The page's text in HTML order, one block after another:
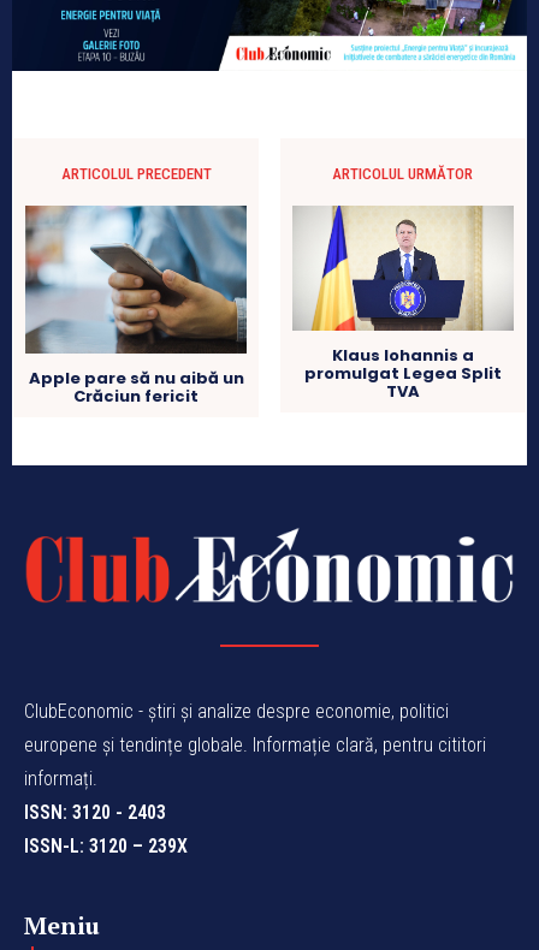
ARTICOLUL PRECEDENT
Apple pare să nu aibă un
Crăciun fericit
ARTICOLUL URMĂTOR
Klaus Iohannis a
promulgat Legea Split
TVA
ClubEconomic - știri și analize despre economie, politici
europene și tendințe globale. Informație clară, pentru cititori
informați.
ISSN: 3120 - 2403
ISSN-L: 3120 – 239X
Meniu